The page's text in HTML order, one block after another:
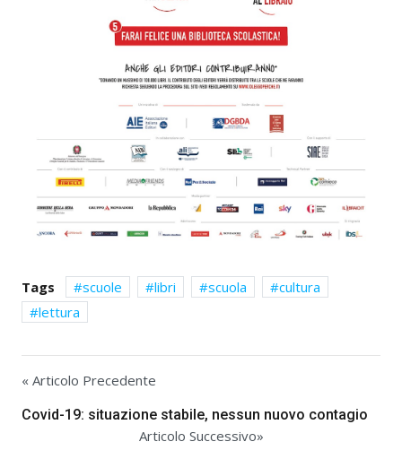
Tags scuole libri scuola
cultura
lettura
« Articolo Precedente
Covid-19: situazione stabile, nessun nuovo contagio
Articolo Successivo»